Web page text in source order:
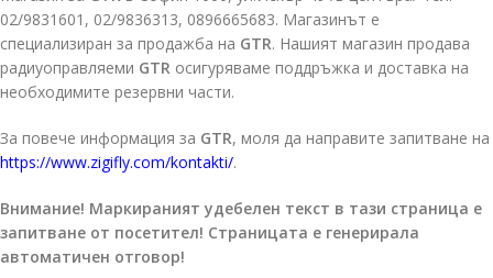
02/9831601, 02/9836313, 0896665683. Магазинът е
специализиран за продажба на GTR. Нашият магазин продава
радиуоправляеми GTR осигуряваме поддръжка и доставка на
необходимите резервни части.
За повече информация за GTR, моля да направите запитване на
https://www.zigifly.com/kontakti/.
Внимание! Маркираният удебелен текст в тази страница е
запитване от посетител! Страницата е генерирала
автоматичен отговор!